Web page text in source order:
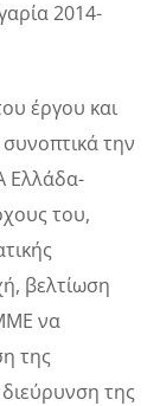
2014-
έργου και
την
Ελλάδα-
του,
βελτίωση
να
της
της